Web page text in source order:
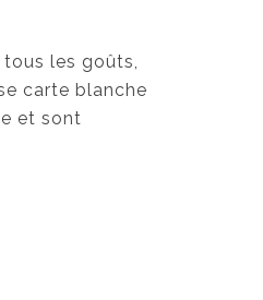
les goûts,
carte blanche
et sont